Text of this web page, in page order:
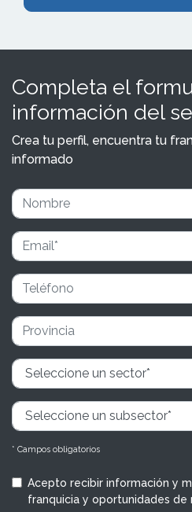
Completa el
información del
Crea tu perfil, encuentra tu
informado
* Campos obligatorios
Acepto recibir información y
franquicia y oportunidades de